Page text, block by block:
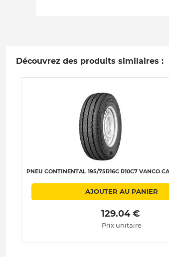
Découvrez des produits similaires :
PNEU CONTINENTAL 195/75R16C R10C7 VANCO
AJOUTER AU PANIER
129.04 €
Prix unitaire